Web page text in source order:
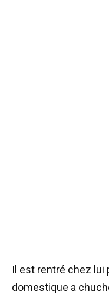
Il est rentré chez lui
domestique a